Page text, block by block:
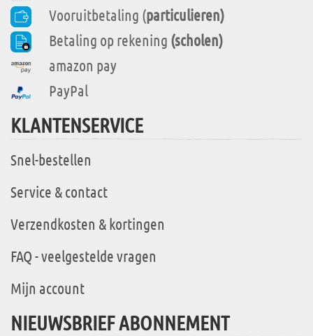
Vooruitbetaling (particulieren)
Betaling op rekening (scholen)
amazon pay
PayPal
KLANTENSERVICE
Snel-bestellen
Service & contact
Verzendkosten & kortingen
FAQ - veelgestelde vragen
Mijn account
NIEUWSBRIEF ABONNEMENT